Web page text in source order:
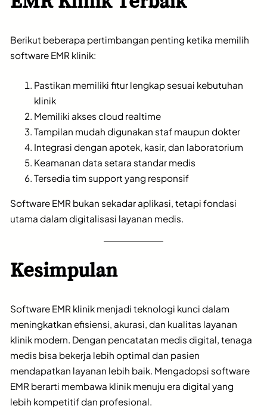
Berikut beberapa pertimbangan penting ketika memilih
software EMR klinik:
Pastikan memiliki fitur lengkap sesuai kebutuhan
klinik
Memiliki akses cloud realtime
Tampilan mudah digunakan staf maupun dokter
Integrasi dengan apotek, kasir, dan laboratorium
Keamanan data setara standar medis
Tersedia tim support yang responsif
Software EMR bukan sekadar aplikasi, tetapi fondasi
utama dalam digitalisasi layanan medis.
Kesimpulan
Software EMR klinik menjadi teknologi kunci dalam
meningkatkan efisiensi, akurasi, dan kualitas layanan
klinik modern. Dengan pencatatan medis digital, tenaga
medis bisa bekerja lebih optimal dan pasien
mendapatkan layanan lebih baik. Mengadopsi software
EMR berarti membawa klinik menuju era digital yang
lebih kompetitif dan profesional.